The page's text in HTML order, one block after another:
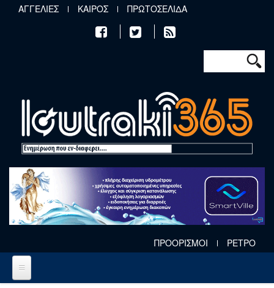
Παράκαμψη προς το κυρίως περιεχόμενο
ΑΓΓΕΛΙΕΣ ΚΑΙΡΟΣ ΠΡΩΤΟΣΕΛΙΔΑ
Φόρμα
Αναζήτηση
ΠΡΟΟΡΙΣΜΟΙ ΡΕΤΡΟ